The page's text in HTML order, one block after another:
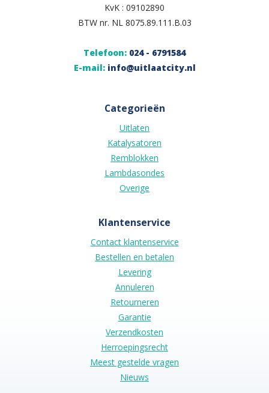
KvK : 09102890
BTW nr. NL 8075.89.111.B.03
Telefoon: 024 - 6791584
E-mail: info@uitlaatcity.nl
Categorieën
Uitlaten
Katalysatoren
Remblokken
Lambdasondes
Overige
Klantenservice
Contact klantenservice
Bestellen en betalen
Levering
Annuleren
Retourneren
Garantie
Verzendkosten
Herroepingsrecht
Meest gestelde vragen
Nieuws